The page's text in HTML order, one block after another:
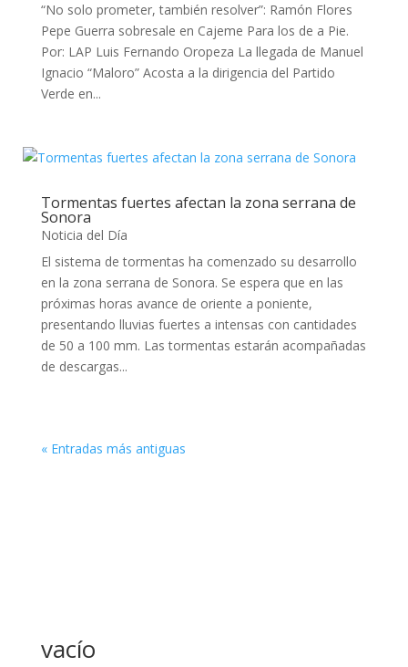
“No solo prometer, también resolver”: Ramón Flores
Pepe Guerra sobresale en Cajeme Para los de a Pie.
Por: LAP Luis Fernando Oropeza La llegada de Manuel
Ignacio “Maloro” Acosta a la dirigencia del Partido
Verde en...
Tormentas fuertes afectan la zona serrana de
Sonora
Noticia del Día
El sistema de tormentas ha comenzado su desarrollo
en la zona serrana de Sonora. Se espera que en las
próximas horas avance de oriente a poniente,
presentando lluvias fuertes a intensas con cantidades
de 50 a 100 mm. Las tormentas estarán acompañadas
de descargas...
« Entradas más antiguas
vacío